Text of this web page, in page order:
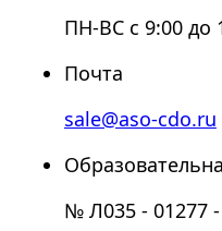
ПН-ВС с 9:00 до
Почта
sale@aso-cdo.ru
№ Л035 - 01277